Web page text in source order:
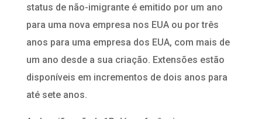
status de não-imigrante é emitido por um ano
para uma nova empresa nos EUA ou por três
anos para uma empresa dos EUA, com mais de
um ano desde a sua criação. Extensões estão
disponíveis em incrementos de dois anos para
até sete anos.